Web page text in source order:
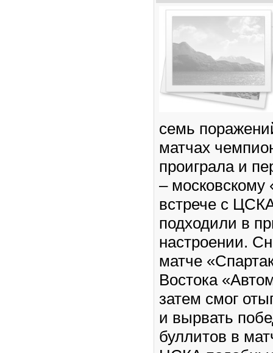
семь
матчах
проиграла и
–
встрече с
подходили в
настроении.
матче
Востока
затем смог
и вырвать
буллитов в